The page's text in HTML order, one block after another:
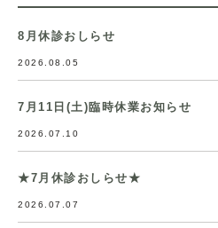
8月休診おしらせ
2026.08.05
7月11日(土)臨時休業お知らせ
2026.07.10
★7月休診おしらせ★
2026.07.07